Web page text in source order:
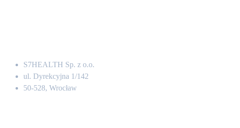
S7HEALTH Sp. z o.o.
ul. Dyrekcyjna 1/142
50-528, Wrocław